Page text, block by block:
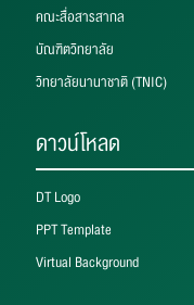
คณะสื่อสารสากล
บัณฑิตวิทยาลัย
วิทยาลัยนานาชาติ (TNIC)
ดาวน์โหลด
DT Logo
PPT Template
Virtual Background